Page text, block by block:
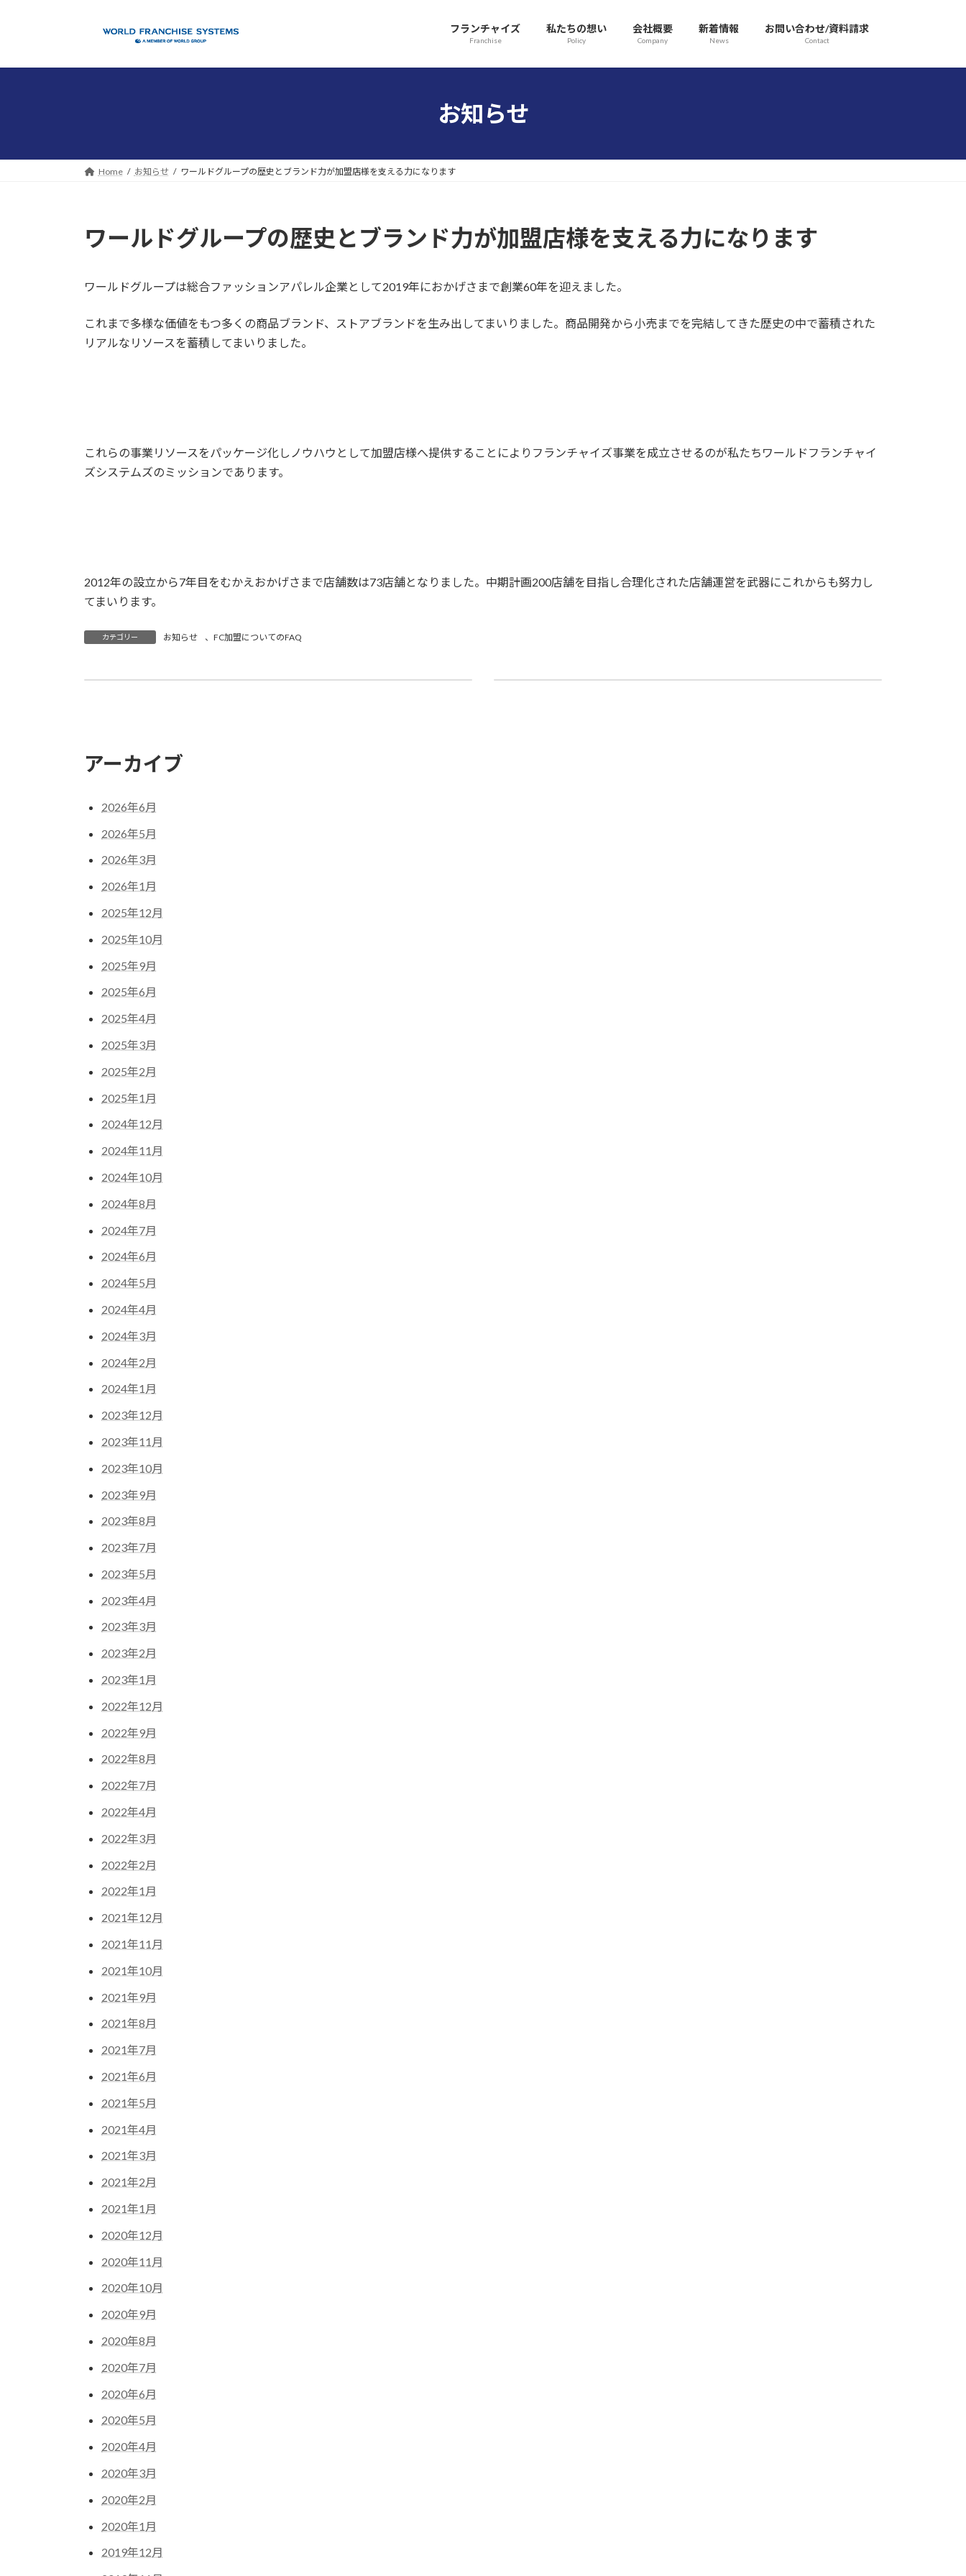
プ
動
フランチャイズ
Franchise
私たちの想い
Policy
会社概要
Company
新着情報
News
お問い合わせ/資料請求
Contact
お知らせ
Home お知らせ ワールドグループの歴史とブランド力が加盟店様を支える力になります
ワールドグループの歴史とブランド力が加盟店様を支える力になります
ワールドグループは総合ファッションアパレル企業として2019年におかげさまで創業60年を迎えました。
これまで多様な価値をもつ多くの商品ブランド、
ストアブランドを生み出してまいりました。商品開発から小売までを完結してきた歴史の中で蓄積された
リアルなリソースを蓄積してまいりました。
これらの事業リソースをパッケージ化しノウハウとして加盟店様へ提供することによりフランチャイズ事業を成立させるのが私たちワールドフランチャイ
ズシステムズのミッションであります。
2012年の設立から7年目をむかえおかげさまで店舗数は73店舗となりました。中期計画200店舗を目指し合理化された店舗運営を武器にこれからも努力し
てまいります。
カテゴリー お知らせ 、 FC加盟についてのFAQ
アーカイブ
2026年6月
2026年5月
2026年3月
2026年1月
2025年12月
2025年10月
2025年9月
2025年6月
2025年4月
2025年3月
2025年2月
2025年1月
2024年12月
2024年11月
2024年10月
2024年8月
2024年7月
2024年6月
2024年5月
2024年4月
2024年3月
2024年2月
2024年1月
2023年12月
2023年11月
2023年10月
2023年9月
2023年8月
2023年7月
2023年5月
2023年4月
2023年3月
2023年2月
2023年1月
2022年12月
2022年9月
2022年8月
2022年7月
2022年4月
2022年3月
2022年2月
2022年1月
2021年12月
2021年11月
2021年10月
2021年9月
2021年8月
2021年7月
2021年6月
2021年5月
2021年4月
2021年3月
2021年2月
2021年1月
2020年12月
2020年11月
2020年10月
2020年9月
2020年8月
2020年7月
2020年6月
2020年5月
2020年4月
2020年3月
2020年2月
2020年1月
2019年12月